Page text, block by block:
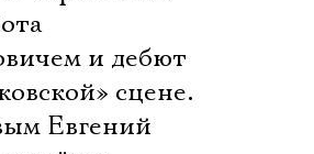
и дебют
сцене.
Евгений